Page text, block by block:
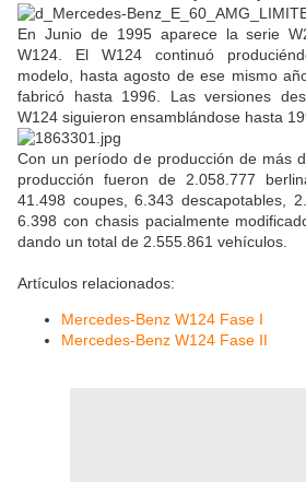
En Junio de 1995 aparece la serie
W124. El W124 continuó
modelo, hasta agosto de ese mismo
fabricó hasta 1996. Las versiones
W124 siguieron ensamblándose hasta
Con un período de producción de más
producción fueron de 2.058.777
41.498 coupes, 6.343 descapotables,
6.398 con chasis pacialmente
dando un total de 2.555.861 vehículos.
Artículos relacionados:
Mercedes-Benz W124 Fase I
Mercedes-Benz W124 Fase II